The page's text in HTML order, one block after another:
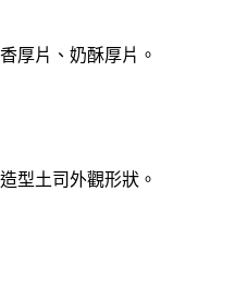
厚片、奶酥厚片。
型土司外觀形狀。